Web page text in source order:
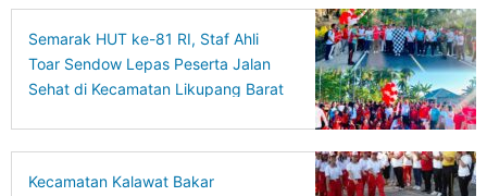
Semarak HUT ke-81 RI, Staf Ahli
Toar Sendow Lepas Peserta Jalan
Sehat di Kecamatan Likupang Barat
Kecamatan Kalawat Bakar